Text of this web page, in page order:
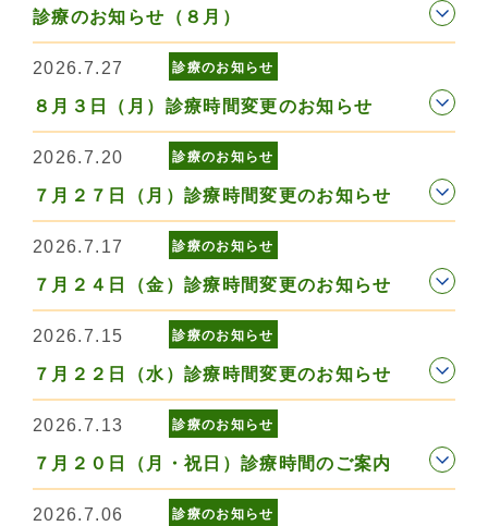
診療のお知らせ（８月）
2026.7.27 診療のお知らせ
８月３日（月）診療時間変更のお知らせ
2026.7.20 診療のお知らせ
７月２７日（月）診療時間変更のお知らせ
2026.7.17 診療のお知らせ
７月２４日（金）診療時間変更のお知らせ
2026.7.15 診療のお知らせ
７月２２日（水）診療時間変更のお知らせ
2026.7.13 診療のお知らせ
７月２０日（月・祝日）診療時間のご案内
2026.7.06 診療のお知らせ